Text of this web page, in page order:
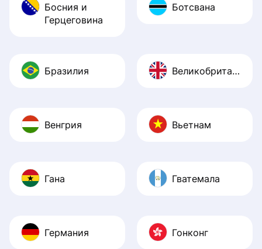
Босния и
Герцеговина
Ботсвана
Бразилия Великобритания
Венгрия Вьетнам
Гана Гватемала
Германия Гонконг